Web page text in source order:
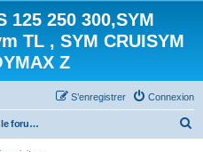
125 250 300,SYM
TL , SYM CRUISYM
Z
Connexion
S’enregistrer
Bienvenue sur le forum des scooters de la gamme SYM